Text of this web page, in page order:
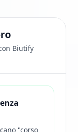
Biutify
"corso